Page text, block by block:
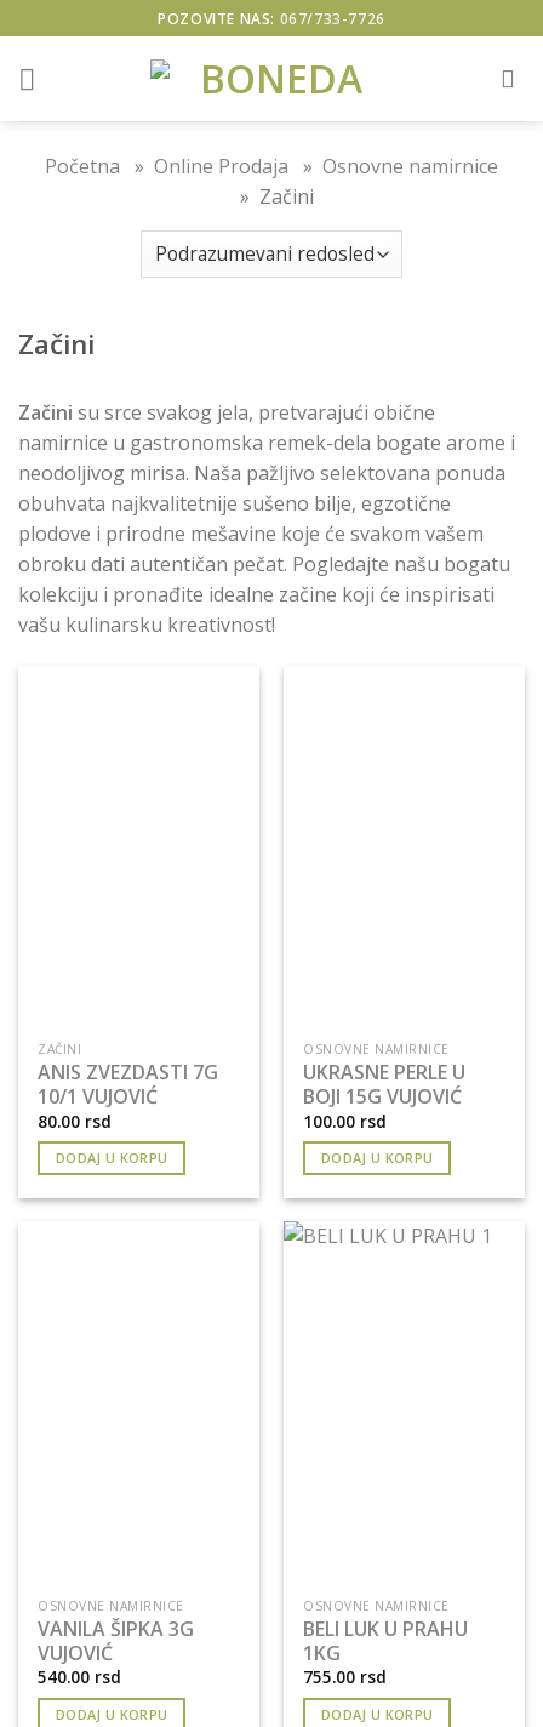
to
content
POZOVITE NAS: 067/733-7726
Početna » Online Prodaja » Osnovne namirnice
» Začini
Začini
Začini su srce svakog jela, pretvarajući obične
namirnice u gastronomska remek-dela bogate arome i
neodoljivog mirisa. Naša pažljivo selektovana ponuda
obuhvata najkvalitetnije sušeno bilje, egzotične
plodove i prirodne mešavine koje će svakom vašem
obroku dati autentičan pečat. Pogledajte našu bogatu
kolekciju i pronađite idealne začine koji će inspirisati
vašu kulinarsku kreativnost!
ZAČINI
ANIS ZVEZDASTI 7G
10/1 VUJOVIĆ
80.00 rsd
DODAJ U KORPU
OSNOVNE NAMIRNICE
UKRASNE PERLE U
BOJI 15G VUJOVIĆ
100.00 rsd
DODAJ U KORPU
OSNOVNE NAMIRNICE
VANILA ŠIPKA 3G
VUJOVIĆ
540.00 rsd
DODAJ U KORPU
OSNOVNE NAMIRNICE
BELI LUK U PRAHU
1KG
755.00 rsd
DODAJ U KORPU